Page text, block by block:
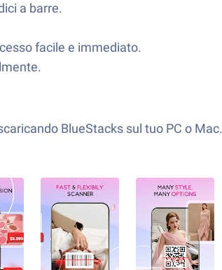
a barre.
facile e immediato.
BlueStacks sul tuo PC o Mac.